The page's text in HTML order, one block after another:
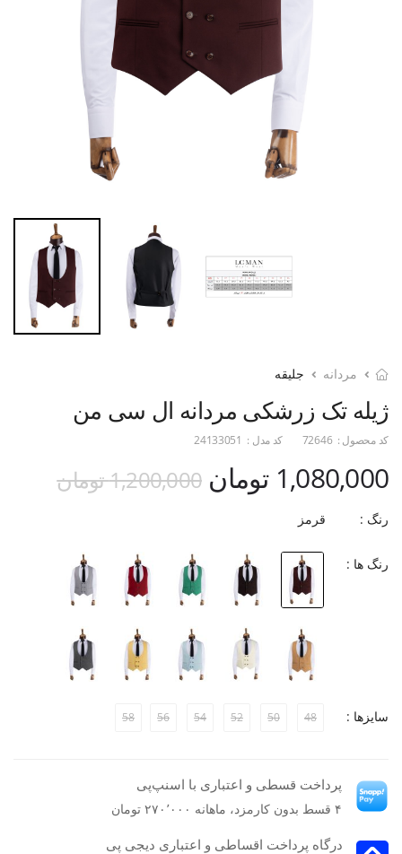
مردانه جلیقه
ژیله تک زرشکی مردانه ال سی من
کد محصول : 72646 کد مدل : 24133051
1,080,000 تومان 1,200,000 تومان
رنگ : قرمز
رنگ ها :
سایزها : 48
50
52
54
56
58
پرداخت قسطی و اعتباری با اسنپ‌پی
۴ قسط بدون کارمزد، ماهانه ۲۷۰٬۰۰۰ تومان
درگاه پرداخت اقساطی و اعتباری دیجی پی